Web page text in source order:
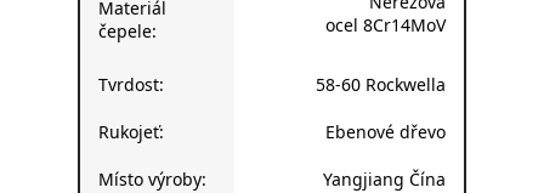
Materiál
čepele:
ocel 8Cr14MoV
Tvrdost: 58-60 Rockwella
Rukojeť: Ebenové dřevo
Místo výroby: Yangjiang Čína